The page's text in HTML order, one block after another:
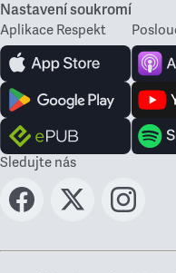
Nastavení soukromí
Aplikace Respekt
Sledujte nás